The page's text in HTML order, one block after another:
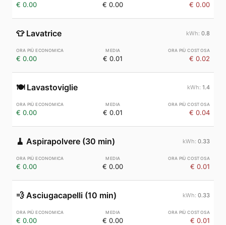
€ 0.00 € 0.00 € 0.00
👕 Lavatrice 0.8
€ 0.00 € 0.01 € 0.02
🍽️ Lavastoviglie 1.4
€ 0.00 € 0.01 € 0.04
🧹 Aspirapolvere (30 min) 0.33
€ 0.00 € 0.00 € 0.01
💨 Asciugacapelli (10 min) 0.33
€ 0.00 € 0.00 € 0.01